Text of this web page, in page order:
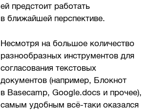
ей предстоит работать
в ближайшей перспективе.
Несмотря на большое количество
разнообразных инструментов для
согласования текстовых
документов (например, Блокнот
в Basecamp, Google.docs и прочее),
самым удобным всё-таки оказался